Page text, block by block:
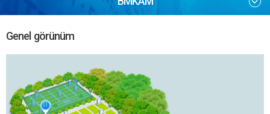
Genel görünüm
01